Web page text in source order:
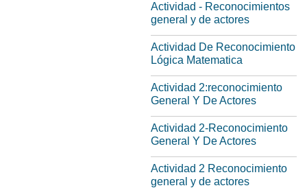
Actividad - Reconocimientos
general y de actores
Actividad De Reconocimiento
Lógica Matematica
Actividad 2:reconocimiento
General Y De Actores
Actividad 2-Reconocimiento
General Y De Actores
Actividad 2 Reconocimiento
general y de actores